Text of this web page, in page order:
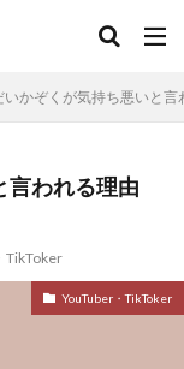
いかぞくが気持ち悪いと
言われる理由
TikToker
YouTuber・TikToker